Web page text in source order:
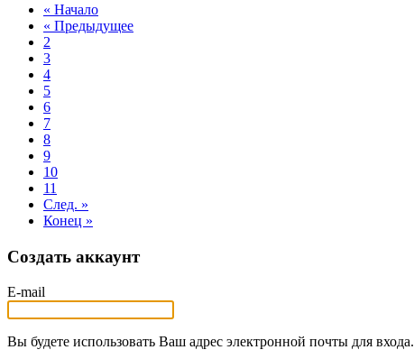
« Начало
« Предыдущее
2
3
4
5
6
7
8
9
10
11
След. »
Конец »
Создать аккаунт
E-mail
Вы будете использовать Ваш адрес электронной почты для входа.